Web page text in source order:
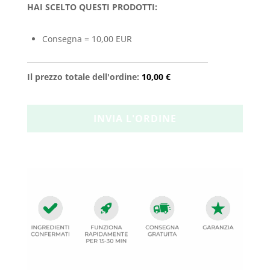
HAI SCELTO QUESTI PRODOTTI:
Consegna = 10,00 EUR
Il prezzo totale dell'ordine: 10,00 €